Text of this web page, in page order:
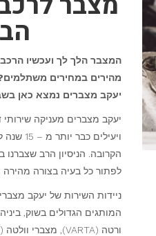
המצבר הלך לך ועכשיו
מהירים במחירים
יעקב מצברים נמצא כאן
יעקב מצברים מעניקה
ויעילים
הקרובה. הניסיון הרב
לפתור כל בעיה בצורה מהירה
ניידות השירות של יעקב
המותגים הגדולים בשוק,
ורטה (VARTA), מצברי וולטה (VOLTA),